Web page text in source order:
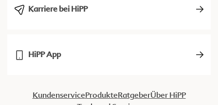
Karriere bei HiPP
HiPP App
KundenserviceProdukteRatgeberÜber HiPP